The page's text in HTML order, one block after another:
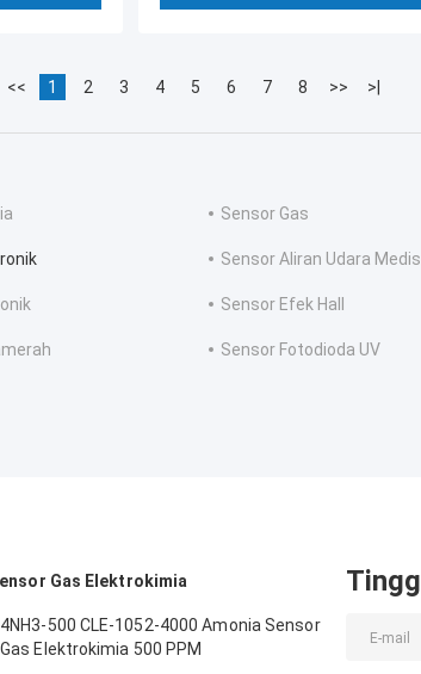
<< 1 2 3 4 5 6 7 8 >> >|
Sensor Gas
Sensor Aliran Udara Medis
Sensor Efek Hall
Sensor Fotodioda UV
Gas Elektrokimia
4NH3-500 CLE-1052-4000 Amonia Sensor
Gas Elektrokimia 500 PPM